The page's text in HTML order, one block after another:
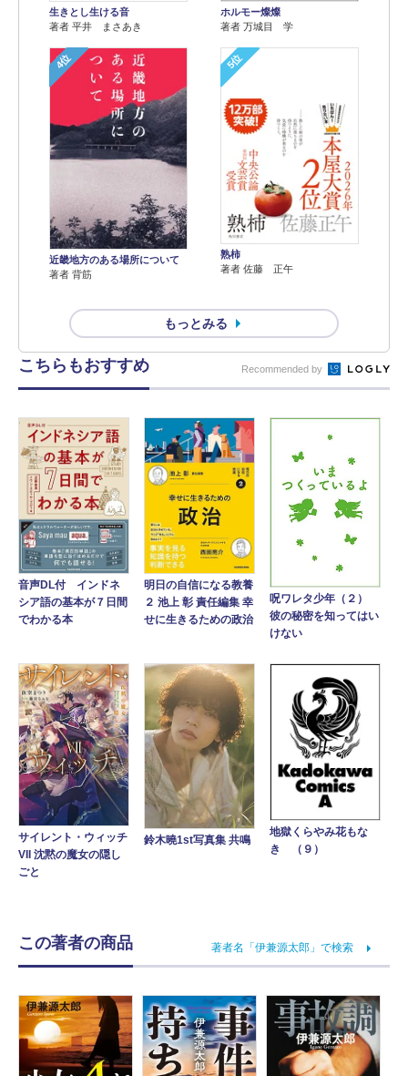
生きとし生ける音
著者 平井 まさあき
ホルモー燦燦
著者 万城目 学
4位
近畿地方のある場所について
著者 背筋
5位
熟柿
著者 佐藤 正午
もっとみる
こちらもおすすめ Recommended by
音声DL付 インドネ
シア語の基本が７日間
でわかる本
明日の自信になる教養
２ 池上 彰 責任編集 幸
せに生きるための政治
呪ワレタ少年（２）
彼の秘密を知ってはい
けない
サイレント・ウィッチ
VII 沈黙の魔女の隠し
ごと
鈴木曉1st写真集 共鳴
地獄くらやみ花もな
き （９）
この著者の商品 著者名「伊兼源太郎」で検索